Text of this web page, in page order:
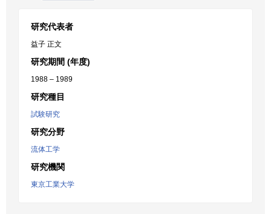
研究代表者
益子 正文
研究期間 (年度)
1988 – 1989
研究種目
試験研究
研究分野
流体工学
研究機関
東京工業大学